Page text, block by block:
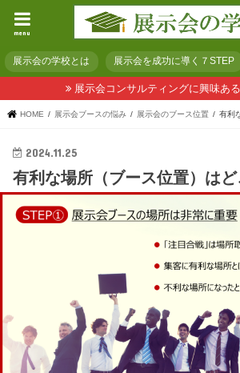
menu
展示会の学校とは 展示会を成功に導く７STEP
展示会コンサルティングに興味あ
HOME 展示会ブースの悩み 展示会のブース位置 有利
2024.11.25
有利な場所（ブース位置）はど